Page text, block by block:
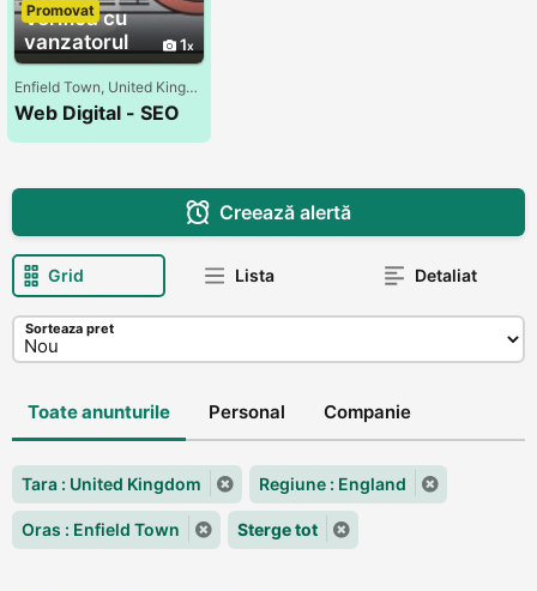
Verifica cu
vanzatorul
1
Promovat
Enfield Town, United Kingdom
Web Digital - SEO
Creează alertă
Grid Lista Detaliat
Sorteaza pret
Toate anunturile Personal Companie
Tara : United Kingdom Regiune : England
Oras : Enfield Town Sterge tot